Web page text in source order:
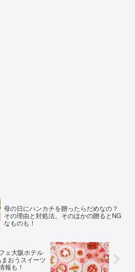
母の日にハンカチを贈ったらだめなの？
その理由と対処法。そのほかの贈るとNG
なものも！
ェ大阪ホテル
おうスイーツ
報も！